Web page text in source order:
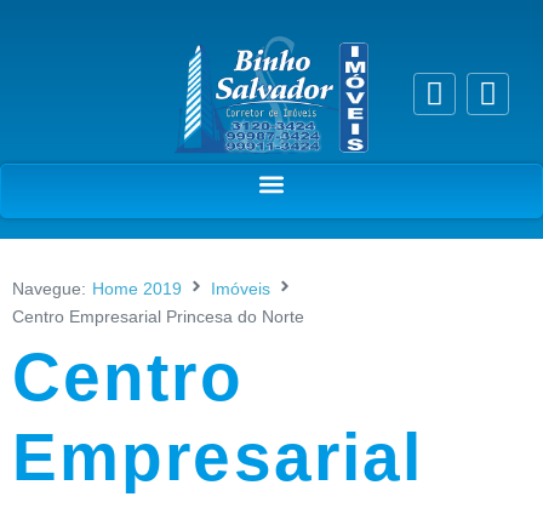
Navegue: Home 2019
Imóveis
Centro Empresarial Princesa do Norte
Centro
Empresarial